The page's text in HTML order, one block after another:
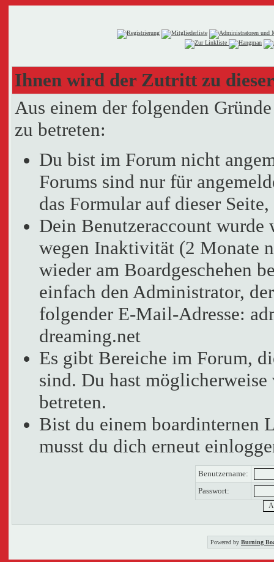
Ihnen wird der Zutritt zu
Aus einem der folgenden
zu betreten:
Du bist im Forum nicht
Forums sind nur für
das Formular auf dieser
Dein Benutzeraccount wurde
wegen Inaktivität (2 Monate
wieder am Boardgeschehen
einfach den Administrator,
folgender E-Mail-Adresse:
dreaming.net
Es gibt Bereiche im Forum,
sind. Du hast
betreten.
Bist du einem boardinternen
musst du dich erneut
Benutzername:
Passwort:
Powered by Burning